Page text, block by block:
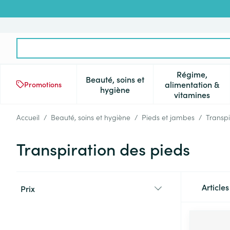
Promotions
Beauté, soins et
hygièneAfficher le sous-menu pour la
Régime,
alimentation &
vitamines
Afficher
Accueil / Beauté, soins et hygiène / Pieds et jambes /
Transpiration des pieds
Prix
Articles